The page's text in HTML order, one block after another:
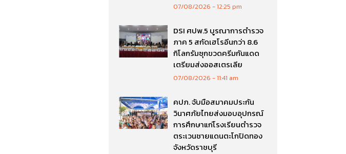
07/08/2026 12:25 pm
DSI ศปพ.5 บูรณาการตำรวจ
ภาค 5 สกัดเฮโรอีนกว่า 8.6
กิโลกรัมซุกขวดครีมกันแดด
เตรียมส่งออสเตรเลีย
07/08/2026 11:41 am
คปภ. จับมือสมาคมประกัน
วินาศภัยไทยส่งมอบอุปกรณ์
การศึกษาแก่โรงเรียนตำรวจ
ตระเวนชายแดนตะโกปิดทอง
จังหวัดราชบุรี